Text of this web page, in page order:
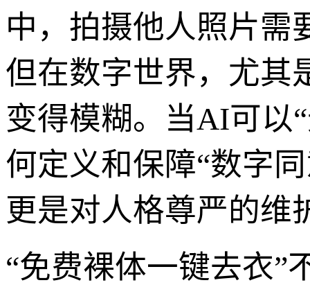
中，拍摄他人照片需
但在数字世界，尤其
变得模糊。当AI可以
何定义和保障“数字
更是对人格尊严的维
“免费裸体一键去衣”